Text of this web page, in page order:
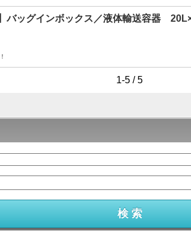
】バッグインボックス／液体輸送容器
1-5 / 5